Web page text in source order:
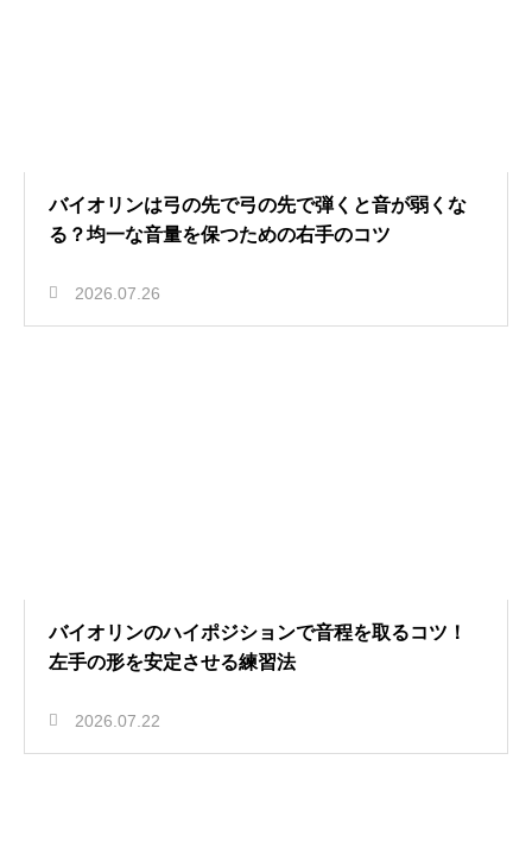
バイオリンは弓の先で弓の先で弾くと音が弱くな
る？均一な音量を保つための右手のコツ
2026.07.26
バイオリンのハイポジションで音程を取るコツ！
左手の形を安定させる練習法
2026.07.22